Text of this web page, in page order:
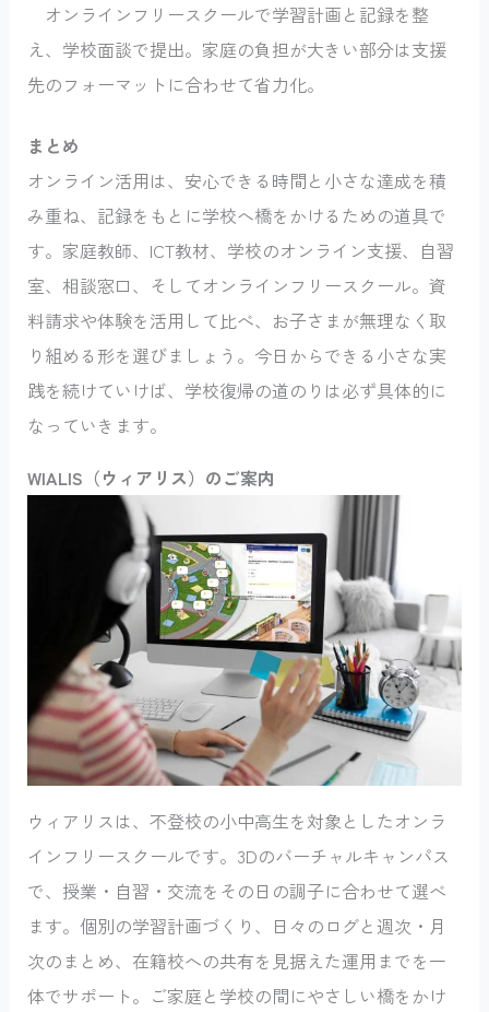
オンラインフリースクールで学習計画と記録を整
え、学校面談で提出。家庭の負担が大きい部分は支援
先のフォーマットに合わせて省力化。
まとめ
オンライン活用は、安心できる時間と小さな達成を積
み重ね、記録をもとに学校へ橋をかけるための道具で
す。家庭教師、ICT教材、学校のオンライン支援、自習
室、相談窓口、そしてオンラインフリースクール。資
料請求や体験を活用して比べ、お子さまが無理なく取
り組める形を選びましょう。今日からできる小さな実
践を続けていけば、学校復帰の道のりは必ず具体的に
なっていきます。
WIALIS（ウィアリス）のご案内
ウィアリスは、不登校の小中高生を対象としたオンラ
インフリースクールです。3Dのバーチャルキャンパス
で、授業・自習・交流をその日の調子に合わせて選べ
ます。個別の学習計画づくり、日々のログと週次・月
次のまとめ、在籍校への共有を見据えた運用までを一
体でサポート。ご家庭と学校の間にやさしい橋をかけ